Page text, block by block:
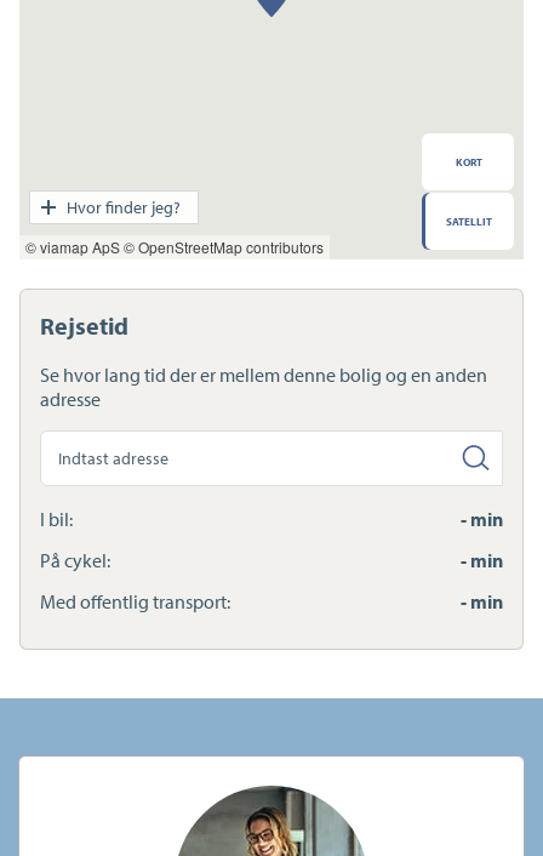
Rejsetid
Se hvor lang tid der er mellem denne bolig og en anden
adresse
Søg
anden
adresse
I bil:
- min
På cykel:
- min
Med offentlig transport:
- min
© viamap ApS© OpenStreetMap contributors
KORT
SATELLIT
Hvor finder jeg?
Transport
Indkøb
Daginstitution
Skole
Sundhed
Ladestandere
Lynladere